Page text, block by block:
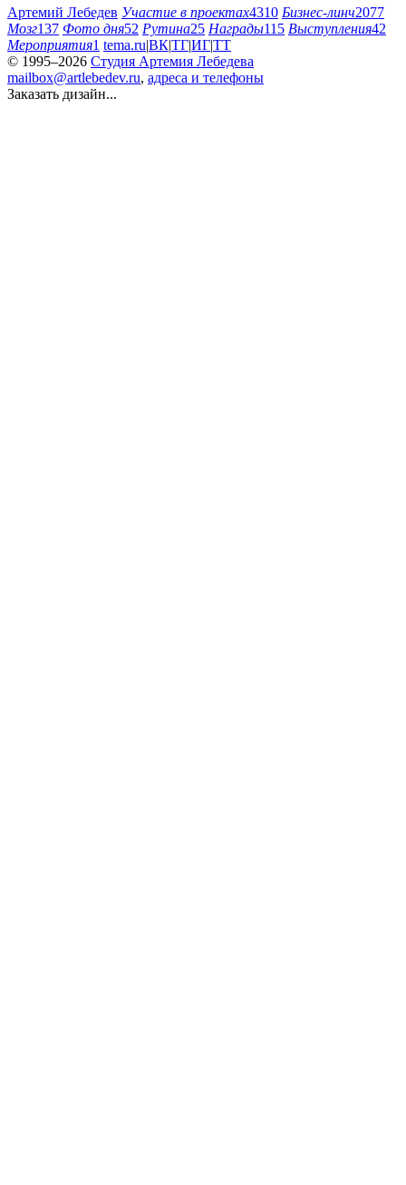
Артемий Лебедев Участие в проектах4310 Бизнес-линч2077
Мозг137 Фото дня52 Рутина25 Награды115 Выступления42
Мероприятия1 tema.ru|ВК|ТГ|ИГ|ТТ
© 1995–2026 Студия Артемия Лебедева
mailbox@artlebedev.ru, адреса и телефоны
Заказать дизайн...